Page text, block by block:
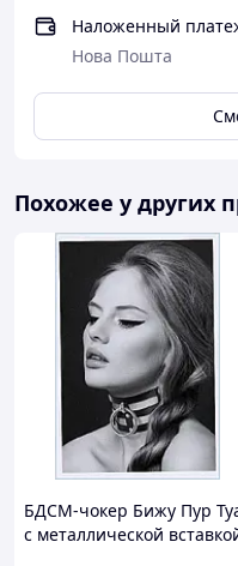
Наложенный
Нова Пошта
Похожее у других
БДСМ-чокер Бижу Пур
с металлической